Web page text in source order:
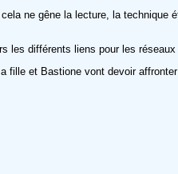
ne gêne la lecture, la
les différents liens pour les
fille et Bastione vont devoir